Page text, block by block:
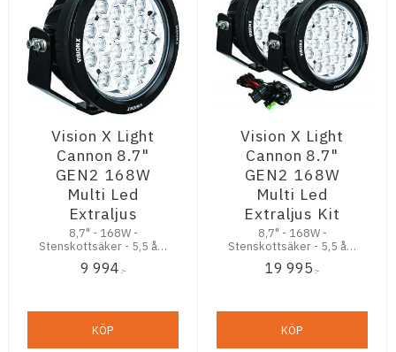
Vision X Light
Cannon 8.7"
GEN2 168W
Multi Led
Extraljus
8,7" - 168W -
Stenskottsäker - 5,5 års
Trygghetsgaranti
9 994 :-
KÖP
Vision X Light
Cannon 8.7"
GEN2 168W
Multi Led
Extraljus Kit
8,7" - 168W -
Stenskottsäker - 5,5 års
Trygghetsgaranti
19 995 :-
KÖP